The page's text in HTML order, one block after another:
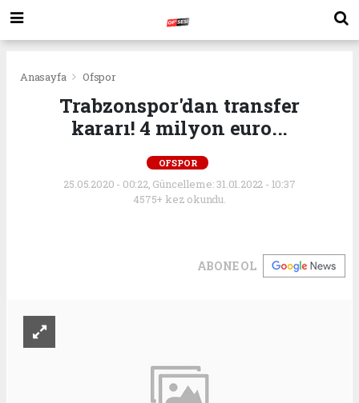
Anasayfa Ofspor
Trabzonspor'dan transfer
kararı! 4 milyon euro...
OFSPOR
25.05.2020 - 00:22, Güncelleme: 31.01.2022 - 10:37
4575+ kez okundu.
ABONE OL